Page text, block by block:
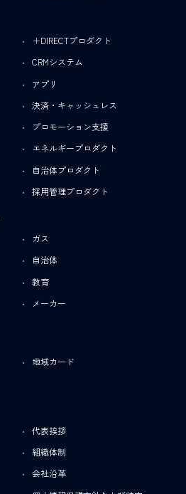
＋DIRECTプロダクト
CRMシステム
アプリ
決済・キャッシュレス
プロモーション支援
エネルギープロダクト
自治体プロダクト
採用管理プロダクト
ガス
自治体
教育
メーカー
地域カード
代表挨拶
組織体制
会社沿革